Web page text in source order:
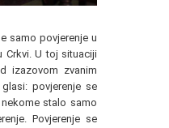
samo povjerenje u
Crkvi. U toj situaciji
izazovom zvanim
povjerenje se
stalo samo
Povjerenje se